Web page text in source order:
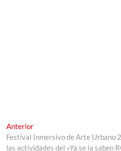
Navegación
de
AnteriorEntrada
anterior:
Festival Inmersivo de Arte Urbano
las actividades del «Ya se la saben